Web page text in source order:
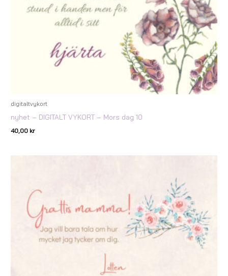
digitaltvykort
nyhet – DIGITALT VYKORT – Mors dag 10
40,00 kr